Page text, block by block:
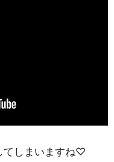
てしまいますね♡